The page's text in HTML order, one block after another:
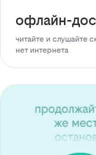
офлайн-
читайте и слушайте
нет интернета